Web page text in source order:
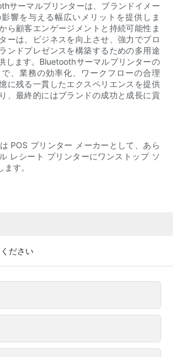
サーマルプリンターは、ブランドイメー
響を与える幅広いメリットを提供しま
ら顧客エンゲージメントと持続可能性ま
ーは、ビジネスを向上させ、強力でプロ
ンドプレゼンスを構築するための多用途
します。Bluetoothサーマルプリンターの
、業務の効率化、ワークフローの合理
に残る一貫したエクスペリエンスを提供
、最終的にはブランドの成功と成長に貢
POS プリンター メーカーとして、あら
レシート プリンターにワンストップ ソ
す。
ださい